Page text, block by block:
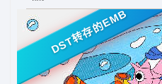
DST转存的EMB